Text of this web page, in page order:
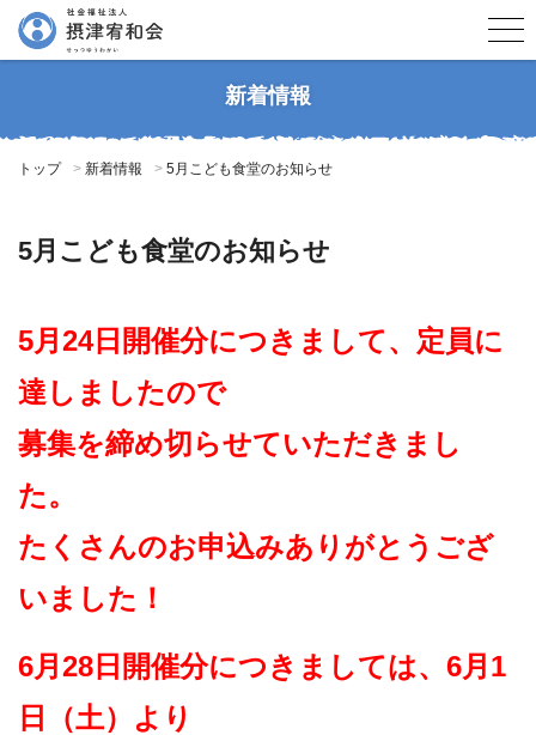
新着情報
トップ 新着情報 5月こども食堂のお知らせ
5月こども食堂のお知らせ
5月24日開催分につきまして、定員に
達しましたので
募集を締め切らせていただきまし
た。
たくさんのお申込みありがとうござ
いました！
6月28日開催分につきましては、6月1
日（土）より